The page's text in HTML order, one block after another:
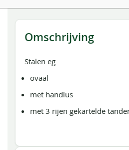
Omschrijving
Stalen eg
ovaal
met handlus
met 3 rijen gekartelde